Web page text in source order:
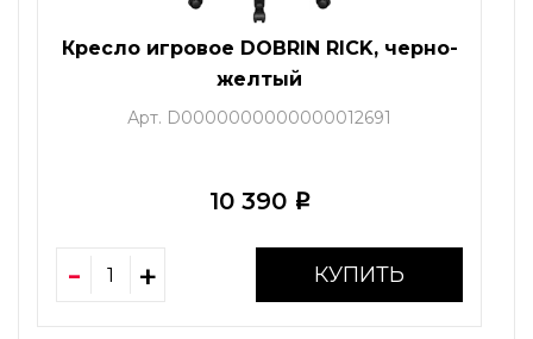
Кресло игровое DOBRIN RICK, черно-
желтый
Арт. D0000000000000012691
10 390 i
КУПИТЬ